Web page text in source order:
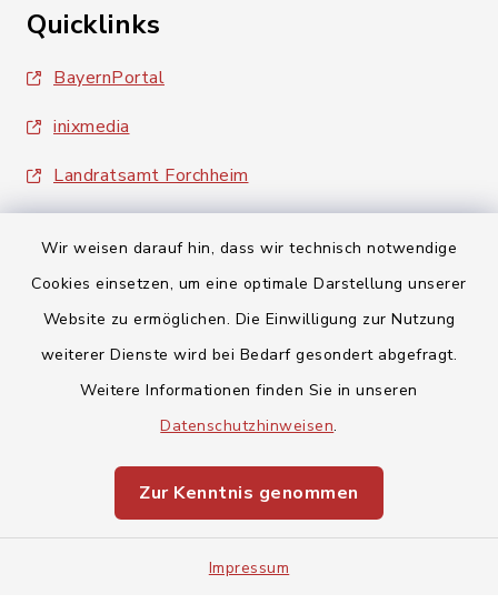
Wir weisen darauf hin, dass wir technisch notwendige
Cookies einsetzen, um eine optimale Darstellung unserer
Website zu ermöglichen. Die Einwilligung zur Nutzung
weiterer Dienste wird bei Bedarf gesondert abgefragt.
Weitere Informationen finden Sie in unseren
Datenschutzhinweisen.
Zur Kenntnis genommen
Impressum
Quicklinks
BayernPortal
inixmedia
Landratsamt Forchheim
Barrierefreiheit
Impressum
Sitemap